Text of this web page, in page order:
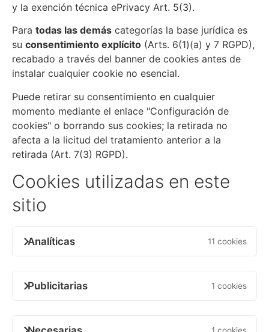
y la exención técnica ePrivacy Art. 5(3).
Para todas las demás categorías la base jurídica es
su consentimiento explícito (Arts. 6(1)(a) y 7 RGPD),
recabado a través del banner de cookies antes de
instalar cualquier cookie no esencial.
Puede retirar su consentimiento en cualquier
momento mediante el enlace "Configuración de
cookies" o borrando sus cookies; la retirada no
afecta a la licitud del tratamiento anterior a la
retirada (Art. 7(3) RGPD).
Cookies utilizadas en este
sitio
Analíticas 11 cookies
Publicitarias 1 cookies